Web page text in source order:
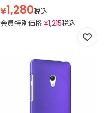
¥1,280税込
会員特別価格 ¥1,215税込